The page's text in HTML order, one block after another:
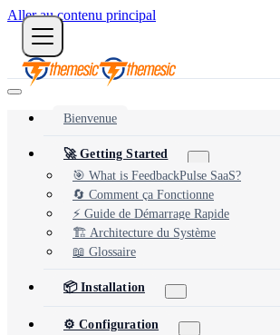
Aller au contenu principal
Bienvenue
🚀 Getting Started
🎯 What is FeedbackPulse SaaS?
🔄 Comment ça Fonctionne
⚡ Guide de Démarrage Rapide
🏗️ Architecture du Système
📖 Glossaire
📦 Installation
⚙️ Configuration